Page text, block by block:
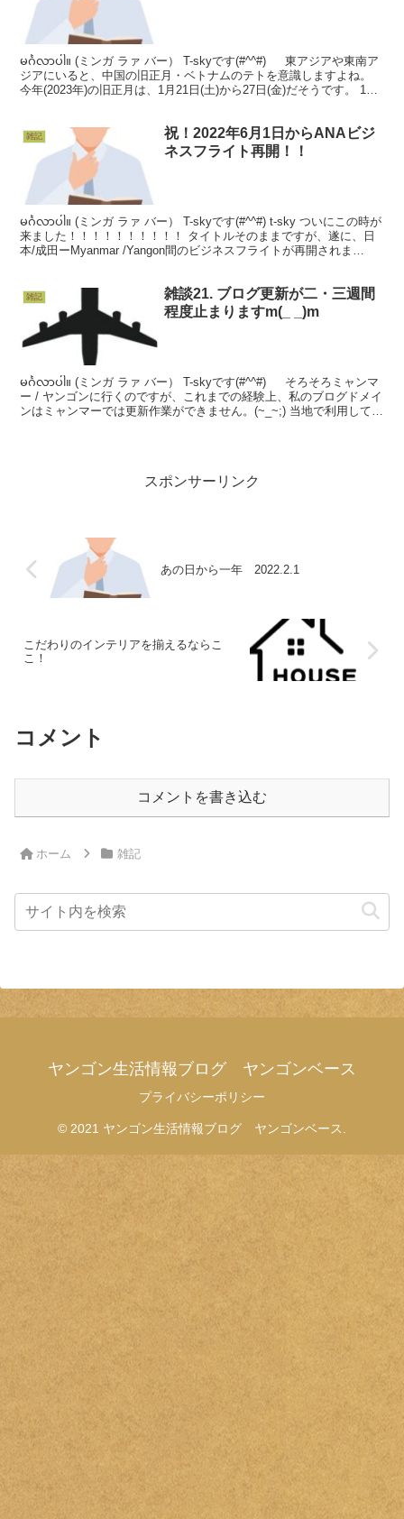
မင်္ဂလာပါ။ (ミンガ ラァ バー） T-skyです(#^^#) 東アジアや東南ア
ジアにいると、中国の旧正月・ベトナムのテトを意識しますよね。
今年(2023年)の旧正月は、1月21日(土)から27日(金)だそうです。 1月
雑記
祝！2022年6月1日からANAビジ
ネスフライト再開！！
မင်္ဂလာပါ။ (ミンガ ラァ バー） T-skyです(#^^#) t-sky ついにこの時が
来ました！！！！！！！！！！ タイトルそのままですが、遂に、日
本/成田ーMyanmar /Yangon間のビジネスフライトが再開されま
雑記
雑談21. ブログ更新が二・三週間
程度止まりますm(_ _)m
မင်္ဂလာပါ။ (ミンガ ラァ バー） T-skyです(#^^#) そろそろミャンマ
ー / ヤンゴンに行くのですが、これまでの経験上、私のブログドメイ
ンはミャンマーでは更新作業ができません。(~_~;) 当地で利用してい
スポンサーリンク
あの日から一年 2022.2.1
こだわりのインテリアを揃えるならこ
こ！
コメント
コメントを書き込む
ホーム 雑記
ヤンゴン生活情報ブログ ヤンゴンベース
プライバシーポリシー
© 2021 ヤンゴン生活情報ブログ ヤンゴンベース.